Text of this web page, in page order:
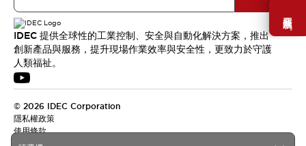
需要幫助嗎？
IDEC 提供全球性的工業控制、安全與自動化解決方案，推出
創新產品與服務，提升現場作業效率與安全性，更致力於守護
人類福祉。
© 2026 IDEC Corporation
隱私權政策
使用條款